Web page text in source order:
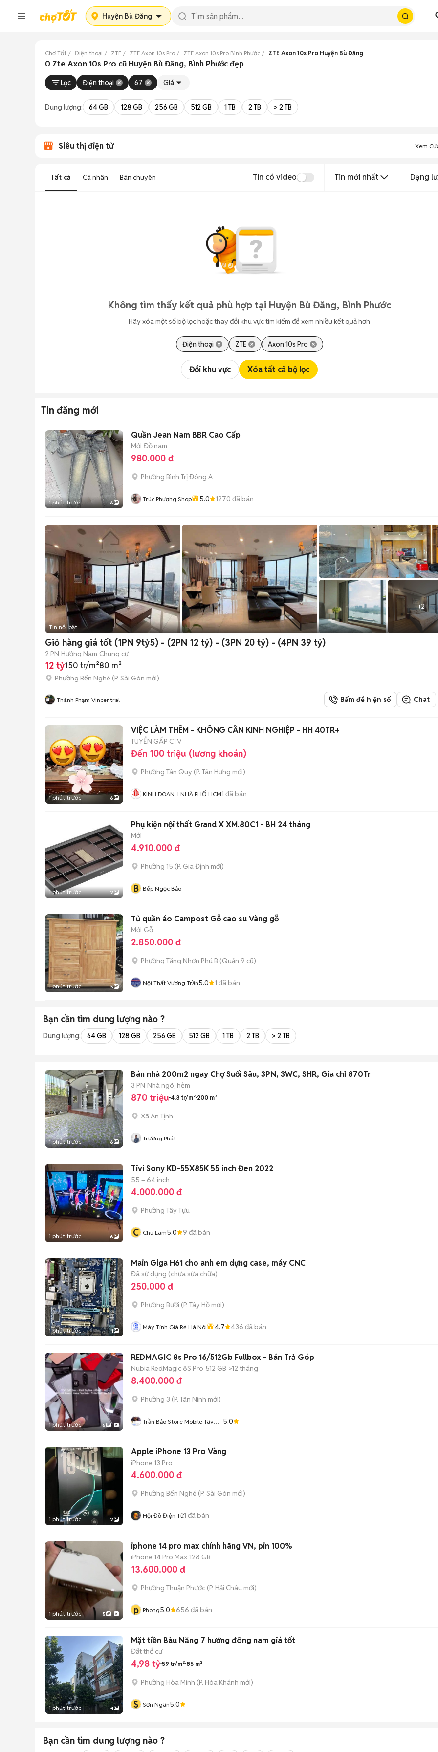
Huyện Bù Đăng
Chợ Tốt Điện thoại ZTE ZTE Axon 10s Pro ZTE Axon 10s Pro Bình Phước ZTE Axon 10s Pro Huyện Bù Đăng
0 Zte Axon 10s Pro cũ Huyện Bù Đăng, Bình Phước đẹp
Lọc Điện thoại 67 Giá
Dung lượng: 64 GB 128 GB 256 GB 512 GB 1 TB 2 TB > 2 TB
Siêu thị điện tử Xem
Tất cả Cá nhân Bán chuyên Tin có video Tin mới nhất Dạng
Không tìm thấy kết quả phù hợp tại Huyện Bù Đăng, Bình Phước
Hãy xóa một số bộ lọc hoặc thay đổi khu vực tìm kiếm để xem nhiều kết quả hơn
Điện thoại ZTE Axon 10s Pro
Đổi khu vực Xóa tất cả bộ lọc
Tin đăng mới
1 phút trước 6
Quần Jean Nam BBR Cao Cấp
Mới Đồ nam
980.000 đ
Phường Bình Trị Đông A
Trúc Phương Shop 5.0 1270 đã bán
+2
Tin nổi bật
Giỏ hàng giá tốt (1PN 9tỷ5) - (2PN 12 tỷ) - (3PN 20 tỷ) - (4PN 39 tỷ)
2 PN Hướng Nam Chung cư
12 tỷ150 tr/m²80 m²
Phường Bến Nghé (P. Sài Gòn mới)
Thành Phạm Vincentral Bấm để hiện số Chat
1 phút trước 6
VIỆC LÀM THÊM - KHÔNG CẦN KINH NGHIỆP - HH 40TR+
TUYỂN GẤP CTV
Đến 100 triệu (lương khoán)
Phường Tân Quy (P. Tân Hưng mới)
KINH DOANH NHÀ PHỐ HCM1 đã bán
1 phút trước 2
Phụ kiện nội thất Grand X XM.80C1 - BH 24 tháng
Mới
4.910.000 đ
Phường 15 (P. Gia Định mới)
B Bếp Ngọc Bảo
1 phút trước 5
Tủ quần áo Campost Gỗ cao su Vàng gỗ
Mới Gỗ
2.850.000 đ
Phường Tăng Nhơn Phú B (Quận 9 cũ)
Nội Thất Vương Trần5.0 1 đã bán
Bạn cần tìm dung lượng nào ?
Dung lượng: 64 GB 128 GB 256 GB 512 GB 1 TB 2 TB > 2 TB
1 phút trước 6
Bán nhà 200m2 ngay Chợ Suối Sâu, 3PN, 3WC, SHR, Gía chỉ 870Tr
3 PN Nhà ngõ, hẻm
870 triệu 4,3 tr/m² 200 m²
Xã An Tịnh
Trường Phát
1 phút trước 6
Tivi Sony KD-55X85K 55 inch Đen 2022
55 – 64 inch
4.000.000 đ
Phường Tây Tựu
C Chu Lam5.0 9 đã bán
1 phút trước 1
Main Giga H61 cho anh em dựng case, máy CNC
Đã sử dụng (chưa sửa chữa)
250.000 đ
Phường Bưởi (P. Tây Hồ mới)
Máy Tính Giá Rẻ Hà Nôi 4.7 436 đã bán
1 phút trước 6
REDMAGIC 8s Pro 16/512Gb Fullbox - Bán Trả Góp
Nubia RedMagic 8S Pro 512 GB >12 tháng
8.400.000 đ
Phường 3 (P. Tân Ninh mới)
Trần Bảo Store Mobile Tây
5.0
1 phút trước 2
Apple iPhone 13 Pro Vàng
iPhone 13 Pro
4.600.000 đ
Phường Bến Nghé (P. Sài Gòn mới)
Hội Đồ Điện Tử1 đã bán
1 phút trước 5
iphone 14 pro max chính hãng VN, pin 100%
iPhone 14 Pro Max 128 GB
13.600.000 đ
Phường Thuận Phước (P. Hải Châu mới)
p Phong5.0 656 đã bán
1 phút trước 4
Mặt tiền Bàu Năng 7 hướng đông nam giá tốt
Đất thổ cư
4,98 tỷ 59 tr/m² 85 m²
Phường Hòa Minh (P. Hòa Khánh mới)
S Sơn Ngân5.0
Bạn cần tìm dung lượng nào ?